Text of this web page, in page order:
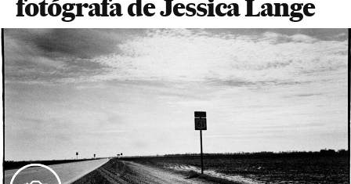
fotógrafa de Jessica Lange